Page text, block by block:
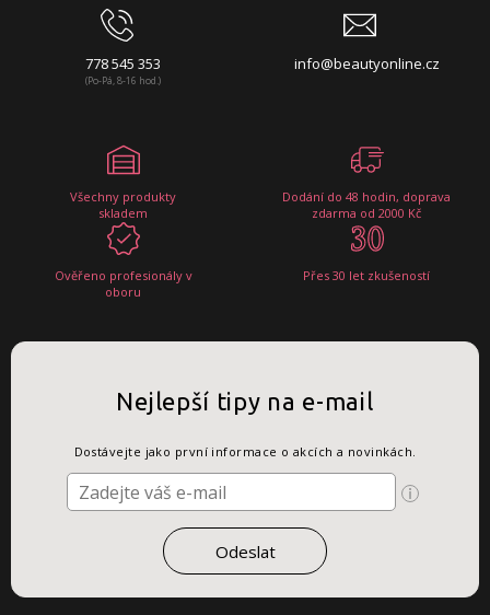
778 545 353
(Po-Pá, 8-16 hod.)
info@beautyonline.cz
Všechny produkty
skladem
Dodání do 48 hodin, doprava
zdarma od 2000 Kč
Ověřeno profesionály v
oboru
Přes 30 let zkušeností
Nejlepší tipy na e-mail
Dostávejte jako první informace o akcích a novinkách.